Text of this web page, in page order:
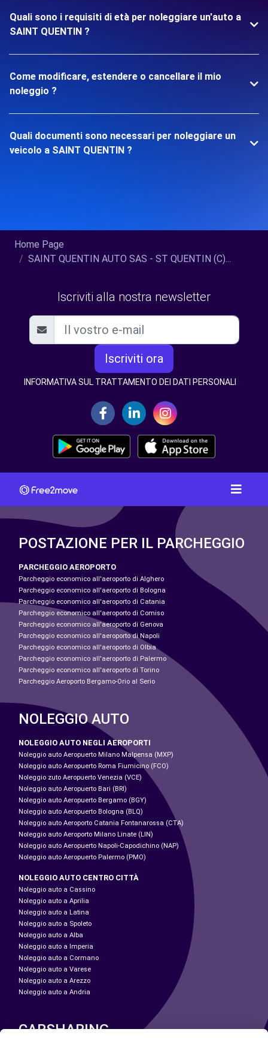
Quali sono i requisiti di età per noleggiare un'auto a
SAINT QUENTIN ?
Come modificare, estendere o cancellare il mio
noleggio ?
Quali documenti sono necessari per noleggiare un
veicolo a SAINT QUENTIN ?
Home Page
SAINT QUENTIN AUTO SAS - ST QUENTIN (C)...
Iscriviti alla nostra newsletter
Iscriviti ora
INFORMATIVA SUL TRATTAMENTO DEI DATI PERSONALI
POSTAZIONE PER IL PARCHEGGIO
PARCHEGGIO AEROPORTO
Parcheggio economico all'aeroporto di Alghero
Parcheggio economico all'aeroporto di Bologna
Parcheggio economico all'aeroporto di Catania
Parcheggio economico all'aeroporto di Comiso
Parcheggio economico all'aeroporto di Genova
Parcheggio economico all'aeroporto di Napoli
Parcheggio economico all'aeroporto di Olbia
Parcheggio economico all'aeroporto di Palermo
Parcheggio economico all'aeroporto di Torino
Parcheggio Aeroporto Bergamo-Orio al Serio
NOLEGGIO AUTO
NOLEGGIO AUTO NEGLI AEROPORTI
Noleggio auto Aeropuerto Milano Malpensa (MXP)
Noleggio auto Aeropuerto Roma Fiumicino (FCO)
Noleggio zuto Aeropuerto Venezia (VCE)
Noleggio auto Aeropuerto Bari (BRI)
Noleggio auto Aeropuerto Bergamo (BGY)
Noleggio auto Aeropuerto Bologna (BLQ)
Noleggio auto Aeroporto Catania Fontanarossa (CTA)
Noleggio auto Aeroporto Milano Linate (LIN)
Noleggio auto Aeropuerto Napoli-Capodichino (NAP)
Noleggio auto Aeropuerto Palermo (PMO)
NOLEGGIO AUTO CENTRO CITTÀ
Noleggio auto a Cassino
Noleggio auto a Aprilia
Noleggio auto a Latina
Noleggio auto a Spoleto
Noleggio auto a Alba
Noleggio auto a Imperia
Noleggio auto a Cormano
Noleggio auto a Varese
Noleggio auto a Arezzo
Noleggio auto a Andria
CARSHARING